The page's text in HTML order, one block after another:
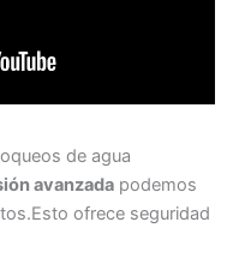
de agua
avanzada podemos
ofrece seguridad